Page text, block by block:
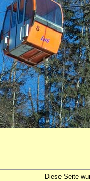
Diese Seite